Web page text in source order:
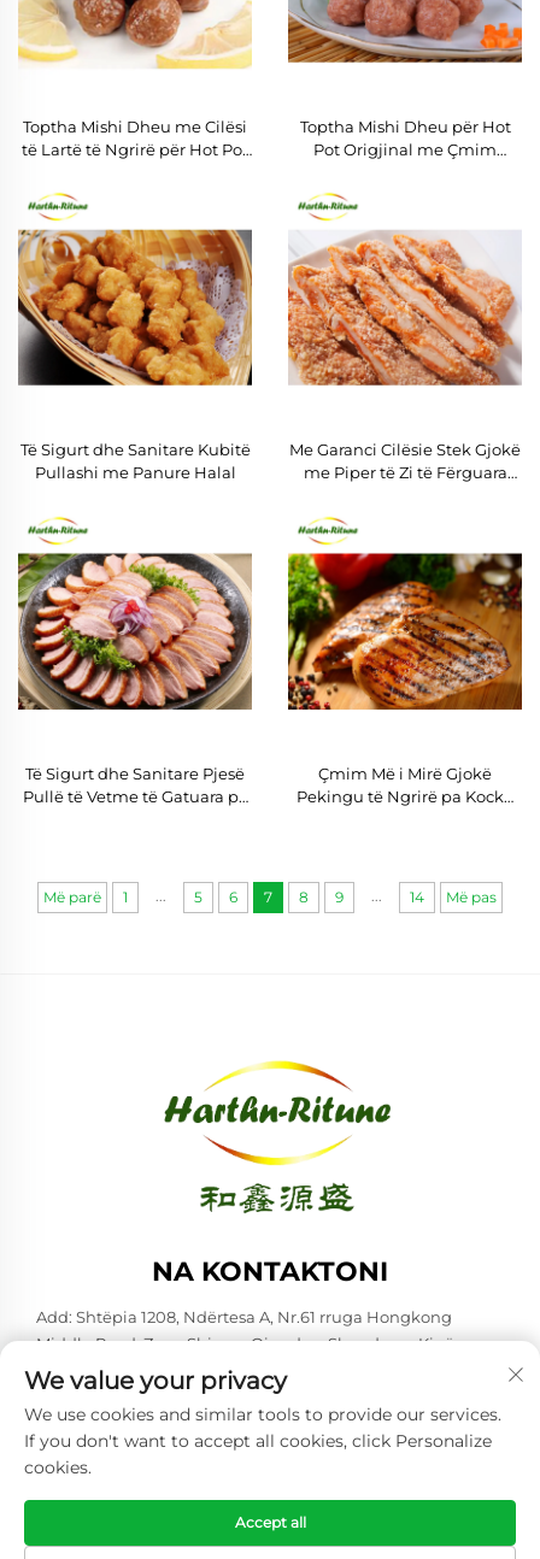
Toptha Mishi Dheu me Cilësi
të Lartë të Ngrirë për Hot Pot
Toptha Mishi Dheu për Hot
Pot Origjinal me Çmim
Të Sigurt dhe Sanitare Kubitë
Pullashi me Panure Halal
Me Garanci Cilësie Stek Gjokë
me Piper të Zi të Fërguara
Të Sigurt dhe Sanitare Pjesë
Pullë të Vetme të Gatuara pa
Çmim Më i Mirë Gjokë
Pekingu të Ngrirë pa Kockë
Më parë 1 ... 5 6 7 8 9 ... 14 Më pas
NA KONTAKTONI
Add: Shtëpia 1208, Ndërtesa A, Nr.61 rruga Hongkong
Middle Road, Zona Shinan, Qingdao, Shandong, Kinë
Tel:+86-53285879528
E-mail:[email protected]
Copyright © 2026 Qingdao Harthn-ritune Corp., Ltd. Të gjitha të
drejtat rezervohen. -Politika e Privatësisë
We value your privacy
We use cookies and similar tools to provide our services.
If you don't want to accept all cookies, click Personalize
cookies.
Accept all